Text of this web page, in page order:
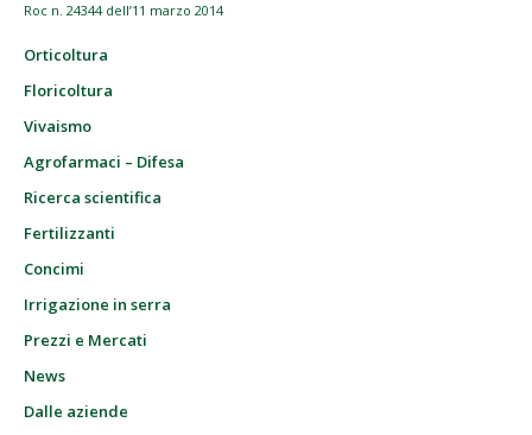
Roc n. 24344 dell’11 marzo 2014
Orticoltura
Floricoltura
Vivaismo
Agrofarmaci – Difesa
Ricerca scientifica
Fertilizzanti
Concimi
Irrigazione in serra
Prezzi e Mercati
News
Dalle aziende